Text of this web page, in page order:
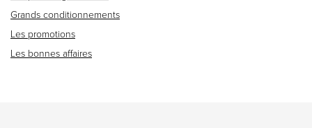
Grands conditionnements
Les promotions
Les bonnes affaires